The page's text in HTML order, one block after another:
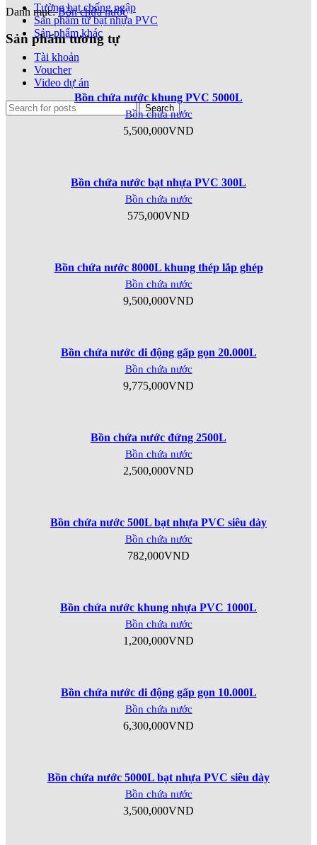
Tường bạt chống ngập
Sản phẩm từ bạt nhựa PVC
Sản phẩm khác
Tài khoản
Voucher
Video dự án
Search
Danh mục: Bồn chứa nước
Sản phẩm tương tự
Bồn chứa nước khung PVC 5000L
Bồn chứa nước
5,500,000VND
Bồn chứa nước bạt nhựa PVC 300L
Bồn chứa nước
575,000VND
Bồn chứa nước 8000L khung thép lắp ghép
Bồn chứa nước
9,500,000VND
Bồn chứa nước di động gấp gọn 20.000L
Bồn chứa nước
9,775,000VND
Bồn chứa nước đứng 2500L
Bồn chứa nước
2,500,000VND
Bồn chứa nước 500L bạt nhựa PVC siêu dày
Bồn chứa nước
782,000VND
Bồn chứa nước khung nhựa PVC 1000L
Bồn chứa nước
1,200,000VND
Bồn chứa nước di động gấp gọn 10.000L
Bồn chứa nước
6,300,000VND
Bồn chứa nước 5000L bạt nhựa PVC siêu dày
Bồn chứa nước
3,500,000VND